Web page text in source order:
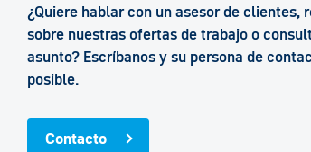
¿Quiere hablar con un asesor de clientes,
sobre nuestras ofertas de trabajo o
asunto? Escríbanos y su persona de
posible.
Contacto